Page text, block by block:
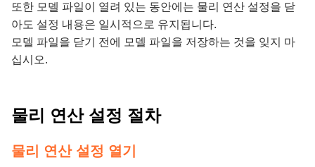
또한 모델 파일이 열려 있는 동안에는 물리 연산 설정을 닫
아도 설정 내용은 일시적으로 유지됩니다.
모델 파일을 닫기 전에 모델 파일을 저장하는 것을 잊지 마
십시오.
물리 연산 설정 절차
물리 연산 설정 열기